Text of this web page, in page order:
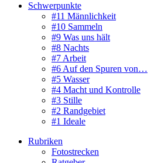
Schwerpunkte
#11 Männlichkeit
#10 Sammeln
#9 Was uns hält
#8 Nachts
#7 Arbeit
#6 Auf den Spuren von…
#5 Wasser
#4 Macht und Kontrolle
#3 Stille
#2 Randgebiet
#1 Ideale
Rubriken
Fotostrecken